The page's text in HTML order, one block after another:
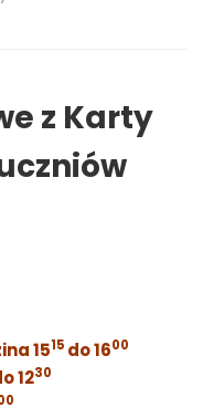
z Karty
1515 do 1600
1230